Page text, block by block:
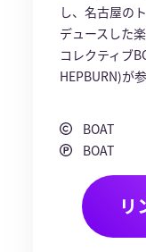
し、名古屋の
デュースした
コレクティブ
HEPBURN)が
BOAT
BOAT
リ